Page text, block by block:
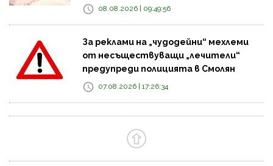
08.08.2026 | 09:49:56
За реклами на „чудодейни“ мехлеми
от несъществуващи „лечители“
предупреди полицията в Смолян
07.08.2026 | 17:26:34